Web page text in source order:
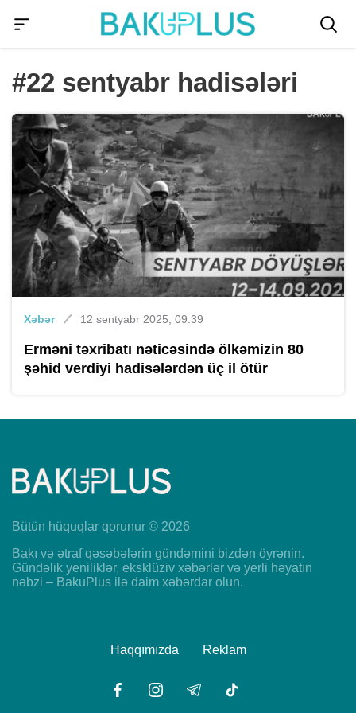
#22 sentyabr hadisələri
Xəbər 12 sentyabr 2025, 09:39
Erməni təxribatı nəticəsində ölkəmizin 80
şəhid verdiyi hadisələrdən üç il ötür
Bütün hüquqlar qorunur © 2026
Bakı və ətraf qəsəbələrin gündəmini bizdən öyrənin.
Gündəlik yeniliklər, eksklüziv xəbərlər və yerli həyatın
nəbzi – BakuPlus ilə daim xəbərdar olun.
Haqqımızda Reklam